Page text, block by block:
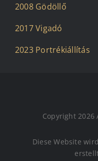
2008 Gödöllő
2017 Vigadó
2023 Portrékiállítás
Copyright 2026
Diese Website